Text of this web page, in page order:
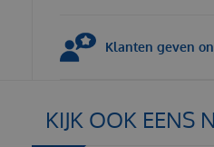
Klanten geven
KIJK OOK EENS